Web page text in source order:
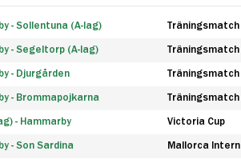
- Sollentuna (A-lag) Träningsmatch
- Segeltorp (A-lag) Träningsmatch
- Djurgården Träningsmatch
- Brommapojkarna Träningsmatch
- Hammarby Victoria Cup
- Son Sardina Mallorca